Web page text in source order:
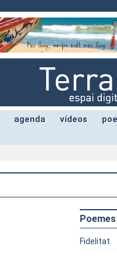
agenda vídeos
Poemes
Fidelitat